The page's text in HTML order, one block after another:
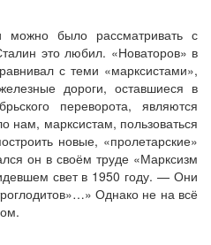
можно было рассматривать с
это любил. «Новаторов» в
с теми «марксистами»,
дороги, оставшиеся в
переворота, являются
нам, марксистам, пользоваться
новые, «пролетарские»
он в своём труде «Марксизм
свет в 1950 году. — Они
Однако не на всё